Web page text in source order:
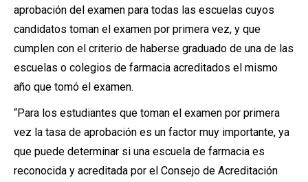
aprobación del examen para todas las escuelas cuyos
candidatos toman el examen por primera vez, y que
cumplen con el criterio de haberse graduado de una de las
escuelas o colegios de farmacia acreditados el mismo
año que tomó el examen.
“Para los estudiantes que toman el examen por primera
vez la tasa de aprobación es un factor muy importante, ya
que puede determinar si una escuela de farmacia es
reconocida y acreditada por el Consejo de Acreditación